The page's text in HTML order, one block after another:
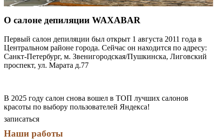
О салоне депиляции WAXABAR
Первый салон депиляции был открыт 1 августа 2011 года в
Центральном районе города. Сейчас он находится по адресу:
Санкт-Петербург, м. Звенигородская/Пушкинска, Лиговский
проспект, ул. Марата д.77
В 2025 году салон снова вошел в ТОП лучших салонов
красоты по выбору пользователей Яндекса!
записаться
Наши работы